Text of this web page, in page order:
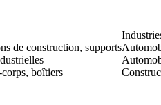
de construction, supports
boîtiers